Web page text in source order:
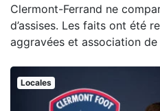
Clermont-Ferrand ne
d’assises. Les faits ont été
aggravées et association
Locales